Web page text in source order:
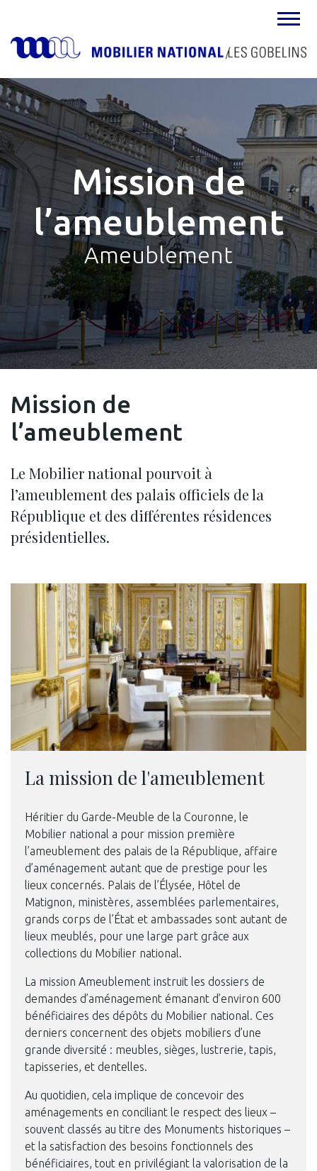
MENU
Mission de
l’ameublement
Ameublement
Mission de
l’ameublement
Le Mobilier national pourvoit à
l’ameublement des palais officiels de la
République et des différentes résidences
présidentielles.
La mission de l'ameublement
Héritier du Garde-Meuble de la Couronne, le
Mobilier national a pour mission première
l’ameublement des palais de la République, affaire
d’aménagement autant que de prestige pour les
lieux concernés. Palais de l’Élysée, Hôtel de
Matignon, ministères, assemblées parlementaires,
grands corps de l’État et ambassades sont autant de
lieux meublés, pour une large part grâce aux
collections du Mobilier national.
La mission Ameublement instruit les dossiers de
demandes d’aménagement émanant d’environ 600
bénéficiaires des dépôts du Mobilier national. Ces
derniers concernent des objets mobiliers d’une
grande diversité : meubles, sièges, lustrerie, tapis,
tapisseries, et dentelles.
Au quotidien, cela implique de concevoir des
aménagements en conciliant le respect des lieux –
souvent classés au titre des Monuments historiques –
et la satisfaction des besoins fonctionnels des
bénéficiaires, tout en privilégiant la valorisation de la